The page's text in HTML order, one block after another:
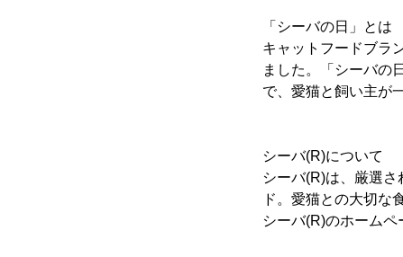
「シーバの日」とは
キャットフードブラ
ました。「シーバの
で、愛猫と飼い主が
シーバ(R)について
シーバ(R)は、厳選
ド。愛猫との大切な
シーバ(R)のホームペ